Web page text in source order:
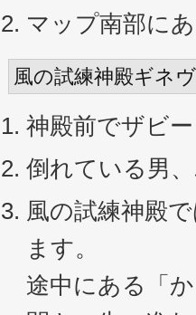
マップ南部に
風の試練神殿ギネ
神殿前でザビ
倒れている男
風の試練神殿
ます。
途中にある「